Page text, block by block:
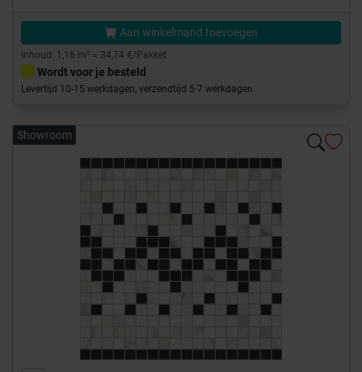
Aan winkelmand toevoegen
Inhoud: 1,16 m² = 34,74 €/Pakket
Wordt voor je besteld
Levertijd 10-15 werkdagen, verzendtijd 5-7 werkdagen
Showroom